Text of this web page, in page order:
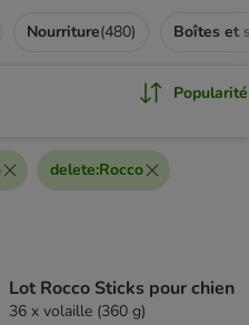
Nourriture(480) Boîtes et
Popularité
delete:Rocco
Lot Rocco Sticks pour chien
36 x volaille (360 g)